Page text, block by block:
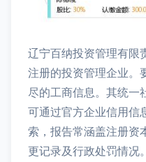
辽宁百纳投资管理有限
注册的投资管理企业。
尽的工商信息。其统一
可通过官方企业信用信
索，报告常涵盖注册资
更记录及行政处罚情况